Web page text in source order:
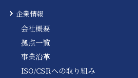
企業情報
会社概要
拠点一覧
事業沿革
ISO/CSRへの取り組み